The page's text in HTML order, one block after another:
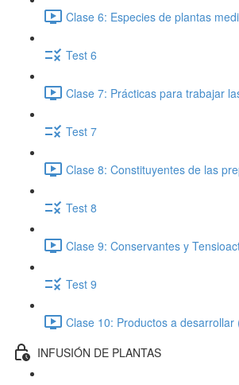
Clase 6: Especies de plantas
Test 6
Clase 7: Prácticas para trabajar
Test 7
Clase 8: Constituyentes de las
Test 8
Clase 9: Conservantes y
Test 9
Clase 10: Productos a desarrollar
INFUSIÓN DE PLANTAS